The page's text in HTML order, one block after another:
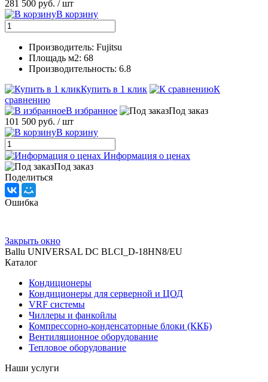
281 500 руб. / шт
В корзину
Производитель: Fujitsu
Площадь м2: 68
Производительность: 6.8
Купить в 1 клик
К
сравнению
В избранное
Под заказ
101 500 руб. / шт
В корзину
Информация о ценах
Под заказ
Поделиться
Ошибка
Закрыть окно
Ballu UNIVERSAL DC BLCI_D-18HN8/EU
Каталог
Кондиционеры
Кондиционеры для серверной и ЦОД
VRF системы
Чиллеры и фанкойлы
Компрессорно-конденсаторные блоки (ККБ)
Вентиляционное оборудование
Тепловое оборудование
Наши услуги